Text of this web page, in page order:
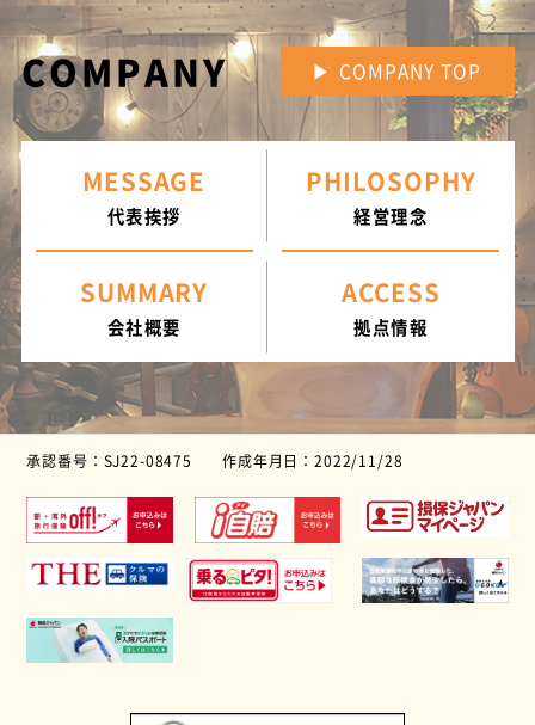
COMPANY ▶︎ COMPANY TOP
MESSAGE
代表挨拶
PHILOSOPHY
経営理念
SUMMARY
会社概要
ACCESS
拠点情報
承認番号：SJ22-08475 作成年月日：2022/11/28